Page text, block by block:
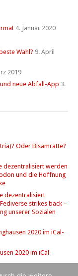
4. Januar 2020
Wahl? 9. April
2019
neue Abfall-App 3.
Oder Bisamratte?
dezentralisiert werden
und die Hoffnung
dezentralisiert
strikes back –
unserer Sozialen
2020 im iCal-
2020 im iCal-